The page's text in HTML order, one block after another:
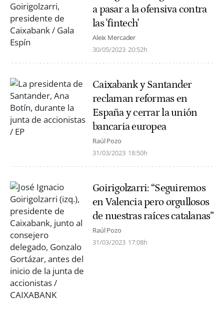
a pasar a la ofensiva contra
las 'fintech'
Aleix Mercader
30/05/2023 20:52h
Caixabank y Santander
reclaman reformas en
España y cerrar la unión
bancaria europea
Raúl Pozo
31/03/2023 18:50h
Goirigolzarri: “Seguiremos
en Valencia pero orgullosos
de nuestras raíces catalanas”
Raúl Pozo
31/03/2023 17:08h